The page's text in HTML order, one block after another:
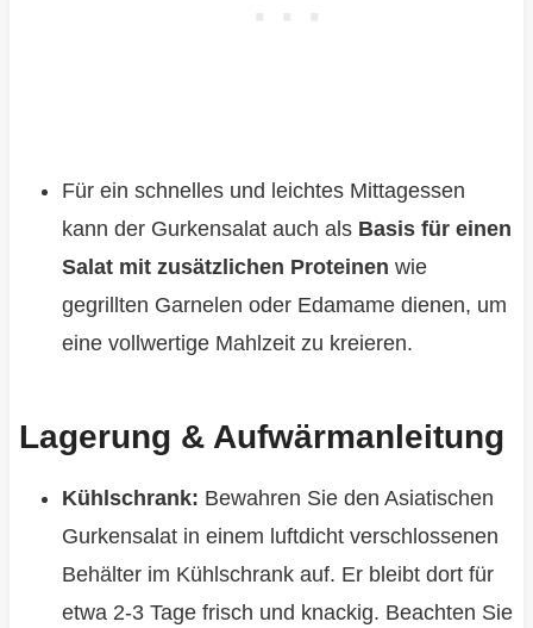
Für ein schnelles und leichtes Mittagessen
kann der Gurkensalat auch als Basis für einen
Salat mit zusätzlichen Proteinen wie
gegrillten Garnelen oder Edamame dienen, um
eine vollwertige Mahlzeit zu kreieren.
Lagerung & Aufwärmanleitung
Kühlschrank: Bewahren Sie den Asiatischen
Gurkensalat in einem luftdicht verschlossenen
Behälter im Kühlschrank auf. Er bleibt dort für
etwa 2-3 Tage frisch und knackig. Beachten Sie